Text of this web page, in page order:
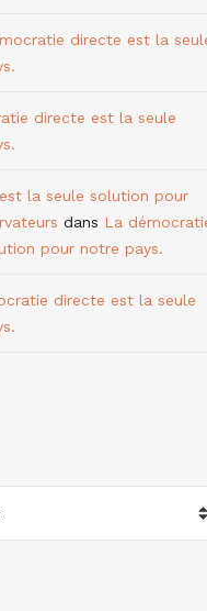
directe est la
directe est la seule
la seule solution pour
dans La
pour notre pays.
directe est la seule